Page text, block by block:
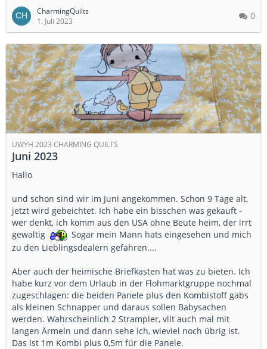
CharmingQuilts
1. Juli 2023
0
UWYH 2023 CHARMING QUILTS
Juni 2023
Hallo
und schon sind wir im Juni angekommen. Schon 9 Tage alt,
jetzt wird gebeichtet. Ich habe ein bisschen was gekauft -
wer denkt, ich komm aus den USA ohne Beute heim, der irrt
gewaltig
Sogar mein Mann hats eingesehen und mich
zu den Lieblingsdealern gefahren....
Aber auch der heimische Briefkasten hat was zu bieten. Ich
habe kurz vor dem Urlaub in der Flohmarktgruppe nochmal
zugeschlagen: die beiden Panele plus den Kombistoff gabs
als kleinen Schnapper und daraus sollen Babysachen
werden. Wahrscheinlich 2 Strampler, vllt auch mal mit
langen Ärmeln und dann sehe ich, wieviel noch übrig ist.
Das ist 1m Kombi plus 0,5m für die Panele.